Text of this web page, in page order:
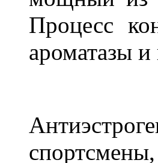
Процесс
ароматазы и